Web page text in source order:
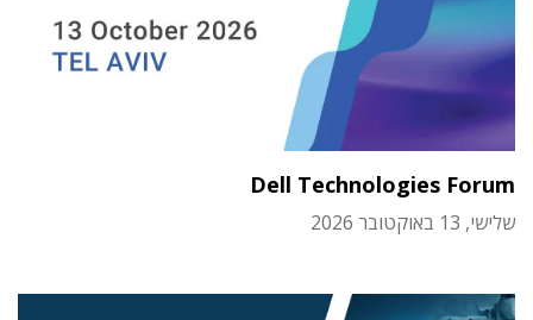
Dell Technologies Forum
שלישי, 13 באוקטובר 2026